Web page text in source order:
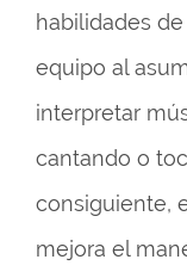
habilidades
equipo al
interpretar
cantando o
consiguiente,
mejora el